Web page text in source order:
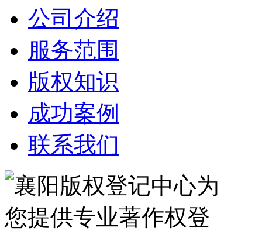
公司介绍
服务范围
版权知识
成功案例
联系我们